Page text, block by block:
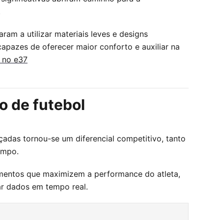
a utilizar materiais leves e designs
de oferecer maior conforto e auxiliar na
no e37
de futebol
tornou-se um diferencial competitivo, tanto
que maximizem a performance do atleta,
dados em tempo real.